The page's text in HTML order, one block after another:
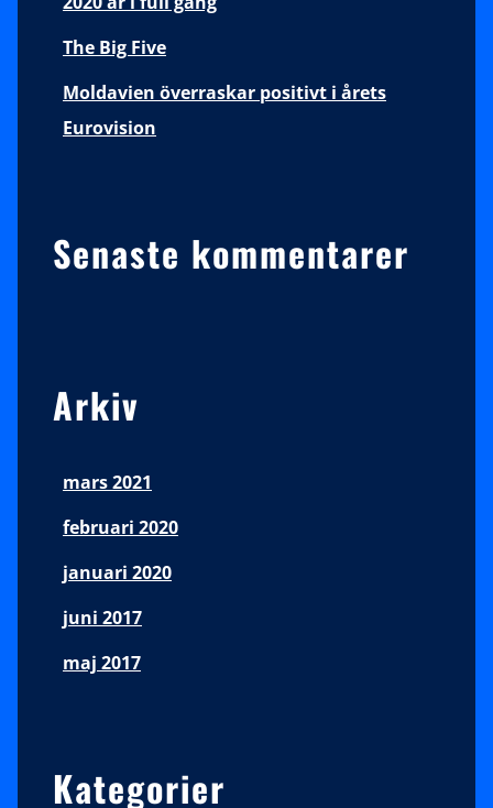
The Big Five
Moldavien överraskar positivt i årets
Eurovision
Senaste kommentarer
Arkiv
mars 2021
februari 2020
januari 2020
juni 2017
maj 2017
Kategorier